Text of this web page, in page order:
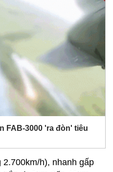
FAB-3000 'ra đòn' tiêu
h), nhanh gấp